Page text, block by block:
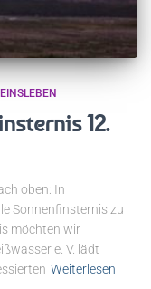
12.
oben: In
Sonnenfinsternis zu
möchten wir
e. V. lädt
Weiterlesen